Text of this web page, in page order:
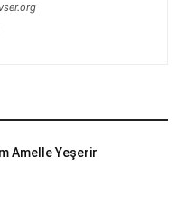
Amelle Yeşerir